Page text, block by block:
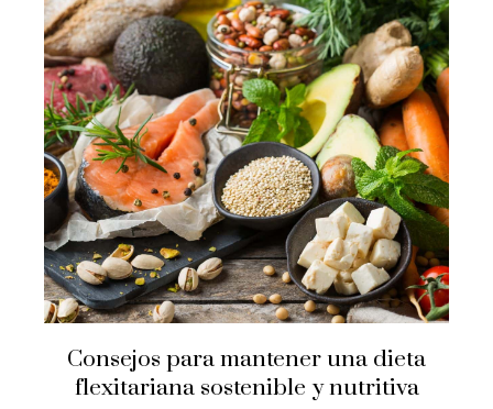
Consejos para mantener una dieta
flexitariana sostenible y nutritiva